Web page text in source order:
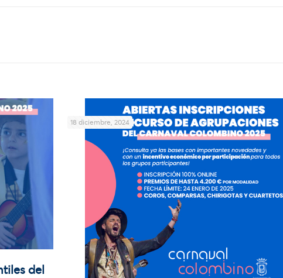
del
18 diciembre, 2024